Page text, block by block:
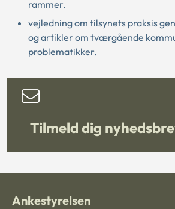
rammer.
vejledning om tilsynets praksis
og artikler om tværgående
problematikker.
Tilmeld dig
Ankestyrelsen